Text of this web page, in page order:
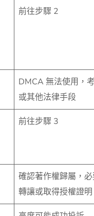
前往步驟 2
DMCA 無法使用，
或其他法律手段
前往步驟 3
確認著作權歸屬，
轉讓或取得授權證明